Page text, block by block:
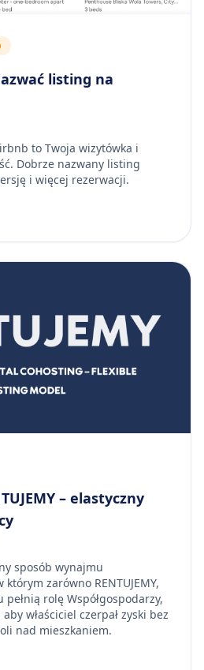
listing na
to Twoja wizytówka i
Dobrze nazwany listing
i więcej rezerwacji.
– elastyczny
sposób wynajmu
zarówno RENTUJEMY,
pełnią rolę Współgospodarzy,
właściciel czerpał zyski bez
nad mieszkaniem.